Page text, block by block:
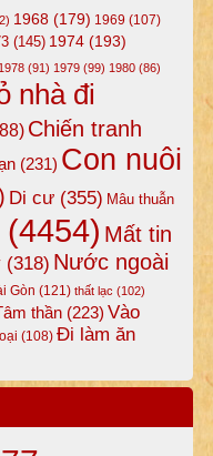
1968(179) 1969 (107)
(145) 1974(193)
1978(91) 1979(99) 1980(86)
nhà đi
Chiến tranh
(231) Con nuôi
Di cư(355) Mâu thuẫn
(4454) Mất tin
(318) Nước ngoài
Gòn (121) thất lạc (102)
thần(223) Vào
(108) Đi làm ăn